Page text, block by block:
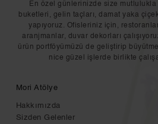
En özel günlerinizde size
buketleri, gelin taçları, damat yaka
yapıyoruz. Ofisleriniz için,
aranjmanlar, duvar dekorları
ürün portföyümüzü de geliştirip
nice güzel işlerde birlikte
Mori Atölye
Hakkımızda
Sizden Gelenler